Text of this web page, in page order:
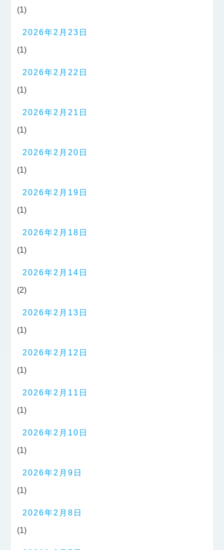
(1)
2026年2月23日
(1)
2026年2月22日
(1)
2026年2月21日
(1)
2026年2月20日
(1)
2026年2月19日
(1)
2026年2月18日
(1)
2026年2月14日
(2)
2026年2月13日
(1)
2026年2月12日
(1)
2026年2月11日
(1)
2026年2月10日
(1)
2026年2月9日
(1)
2026年2月8日
(1)